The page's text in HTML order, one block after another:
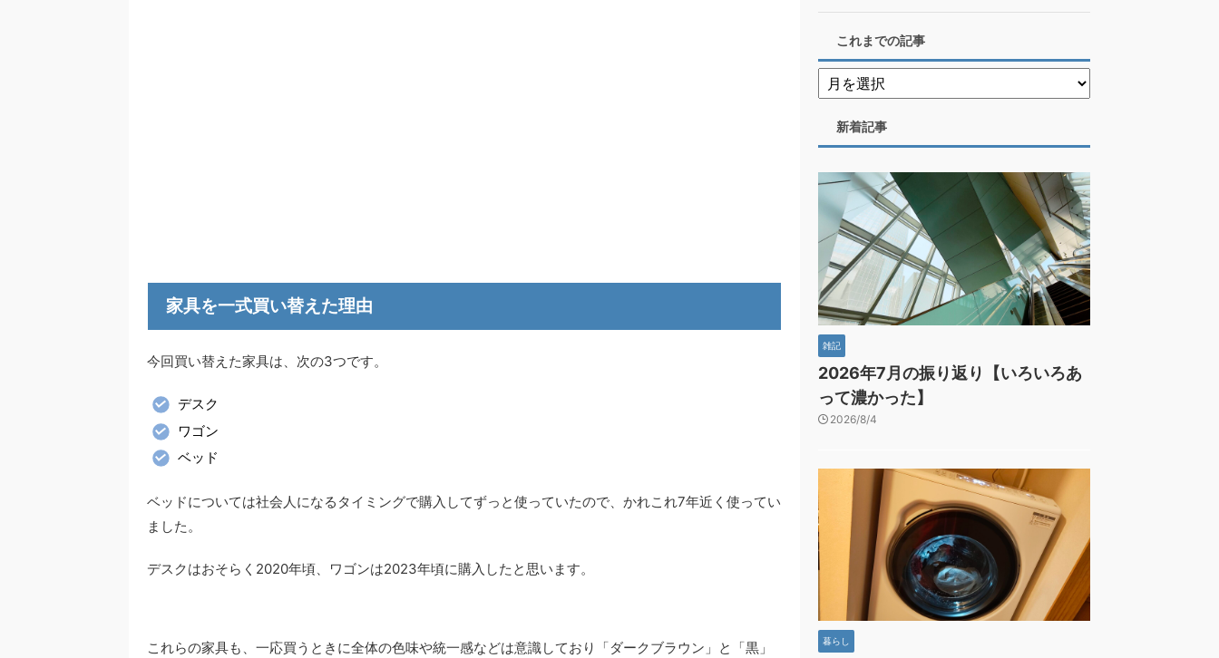
家具を一式買い替えた理由
今回買い替えた家具は、次の3つです。
デスク
ワゴン
ベッド
ベッドについては社会人になるタイミングで購入してずっと使っていたので、かれこれ7年近く使ってい
ました。
デスクはおそらく2020年頃、ワゴンは2023年頃に購入したと思います。
これらの家具も、一応買うときに全体の色味や統一感などは意識しており「ダークブラウン」と「黒」
これまでの記事
新着記事
雑記
2026年7月の振り返り【いろいろあ
って濃かった】
2026/8/4
暮らし